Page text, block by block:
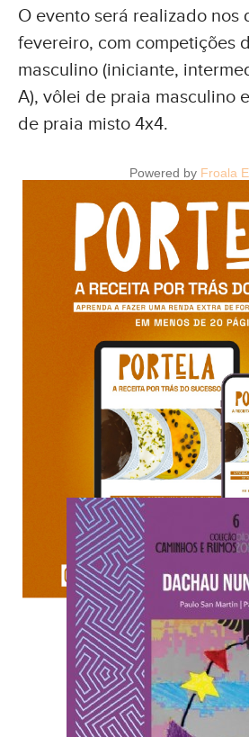
O evento será realizado nos
fevereiro, com competições
masculino (iniciante,
A), vôlei de praia masculino
de praia misto 4x4.
Powered by Froala